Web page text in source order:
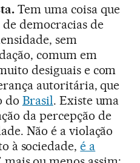
Tem uma coisa que
democracias de
sem
comum em
desiguais e com
autoritária, que
do Brasil. Existe uma
da percepção de
Não é a violação
à sociedade,é a